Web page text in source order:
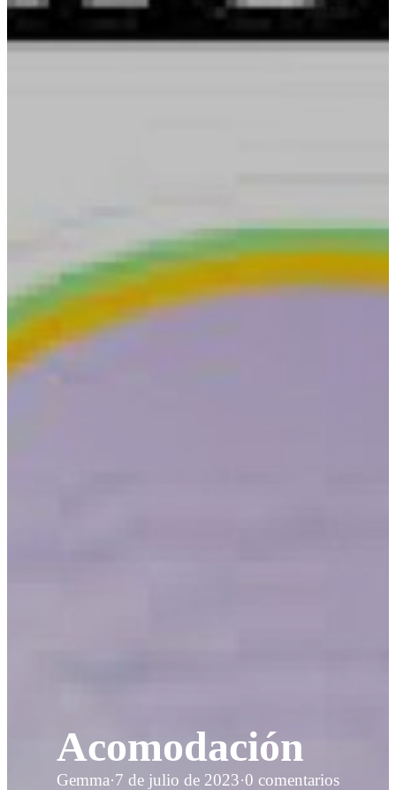
Acomodación
Gemma·7 de julio de 2023·0 comentarios